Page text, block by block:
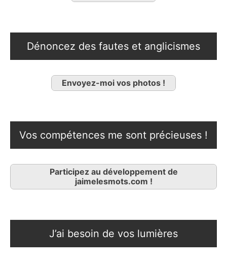
Dénoncez des fautes et anglicismes
Envoyez-moi vos photos !
Vos compétences me sont précieuses !
Participez au développement de
jaimelesmots.com !
J’ai besoin de vos lumières